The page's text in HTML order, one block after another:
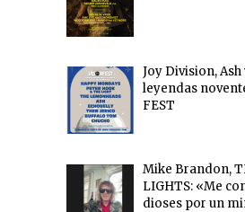
Joy Division, Ash
leyendas
FEST
Mike Brandon,
LIGHTS: «Me
dioses por un